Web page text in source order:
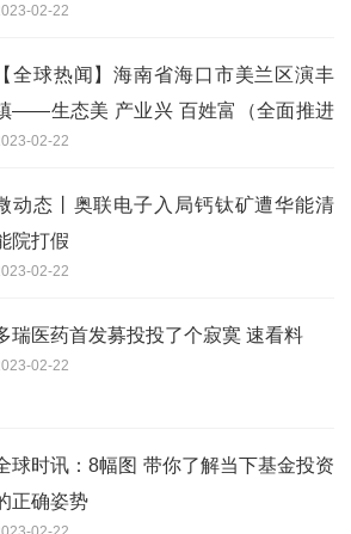
02-22
【全球热闻】海南省海口市美兰区演丰
——生态美 产业兴 百姓富（全面推进
村振兴）
02-22
动态丨奥联电子入局钙钛矿遭华能清
院打假
02-22
瑞医药首发募投投了个寂寞 速看料
02-22
球时讯：8幅图 带你了解当下基金投资
正确姿势